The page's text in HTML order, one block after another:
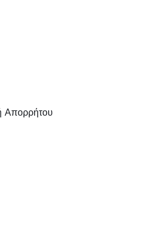
Απορρήτου